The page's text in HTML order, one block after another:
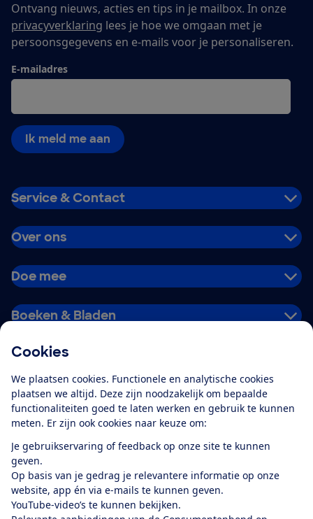
Cookies
We plaatsen cookies. Functionele en analytische cookies
plaatsen we altijd. Deze zijn noodzakelijk om bepaalde
functionaliteiten goed te laten werken en gebruik te kunnen
meten. Er zijn ook cookies naar keuze om:
Je gebruikservaring of feedback op onze site te kunnen
geven.
Op basis van je gedrag je relevantere informatie op onze
website, app én via e-mails te kunnen geven.
YouTube-video’s te kunnen bekijken.
Ontvang nieuws, acties en tips in je mailbox. In onze
privacyverklaring lees je hoe we omgaan met je
persoonsgegevens en e-mails voor je personaliseren.
E-mailadres
Ik meld me aan
Service & Contact
Over ons
Doe mee
Boeken & Bladen
Alles over de
app
Algemene Voorwaarden
Privacyverklaring
Cookiebeleid
Privacyvoorkeuren